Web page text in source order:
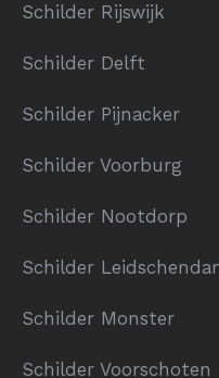
Schilder Rijswijk
Schilder Delft
Schilder Pijnacker
Schilder Voorburg
Schilder Nootdorp
Schilder
Schilder Monster
Schilder Voorschoten